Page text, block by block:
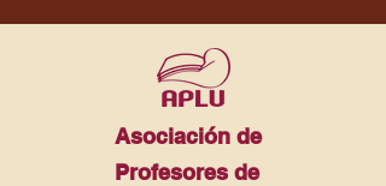
Asociación de
Profesores de